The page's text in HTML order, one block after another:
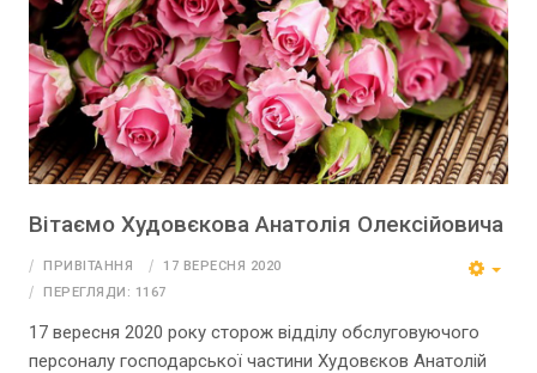
Вітаємо Худовєкова Анатолія Олексійовича
ПРИВІТАННЯ
17 ВЕРЕСНЯ 2020
ПЕРЕГЛЯДИ: 1167
17 вересня 2020 року сторож відділу обслуговуючого
персоналу господарської частини Худовєков Анатолій